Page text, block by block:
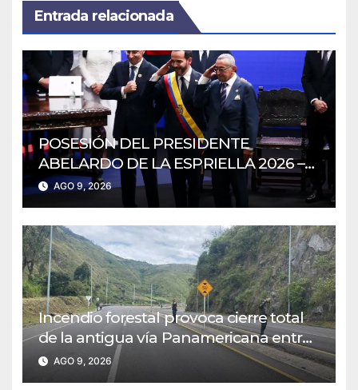
Entrada relacionada
POSESIÓN DEL PRESIDENTE
ABELARDO DE LA ESPRIELLA 2026 –
2030
AGO 9, 2026
Incendio forestal provoca cierre total
de la antigua vía Panamericana entre
Pasto e Ipiales
AGO 9, 2026